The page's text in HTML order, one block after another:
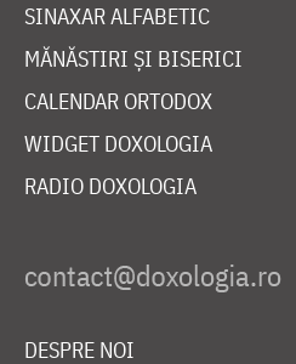
SINAXAR ALFABETIC
MĂNĂSTIRI ȘI BISERICI
CALENDAR ORTODOX
WIDGET DOXOLOGIA
RADIO DOXOLOGIA
DESPRE NOI